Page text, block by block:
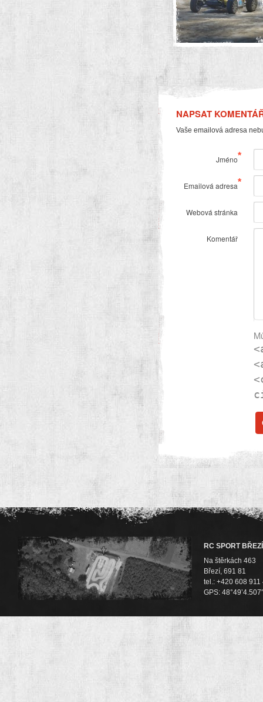
NAPSAT
Vaše emailová adresa
Jméno*
Emailová adresa*
Webová stránka
Komentář
RC SPORT BŘEZÍ
Na štěrkách 463
Březí, 691 81
tel.: +420 608 911
GPS: